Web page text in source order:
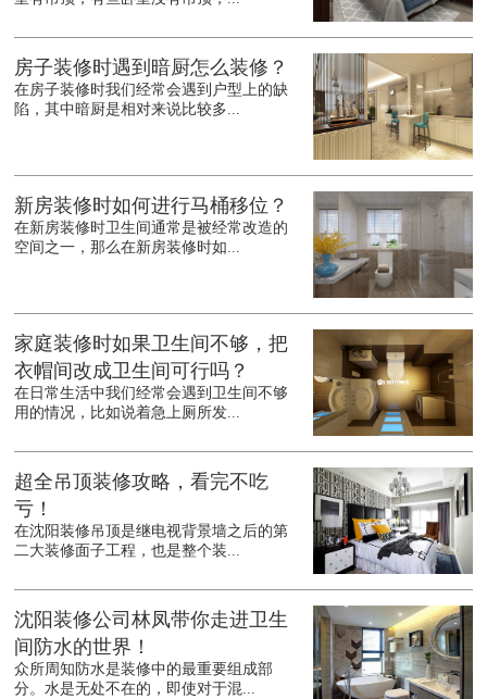
房子装修时遇到暗厨怎么装修？
在房子装修时我们经常会遇到户型上的缺
陷，其中暗厨是相对来说比较多...
新房装修时如何进行马桶移位？
在新房装修时卫生间通常是被经常改造的
空间之一，那么在新房装修时如...
家庭装修时如果卫生间不够，把
衣帽间改成卫生间可行吗？
在日常生活中我们经常会遇到卫生间不够
用的情况，比如说着急上厕所发...
超全吊顶装修攻略，看完不吃
亏！
在沈阳装修吊顶是继电视背景墙之后的第
二大装修面子工程，也是整个装...
沈阳装修公司林凤带你走进卫生
间防水的世界！
众所周知防水是装修中的最重要组成部
分。水是无处不在的，即使对于混...